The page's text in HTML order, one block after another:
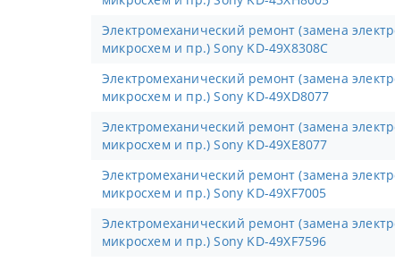
Электромеханический ремонт (замена электронных компонентов,
микросхем и пр.) Sony KD-49X8308C
Электромеханический ремонт (замена электронных компонентов,
микросхем и пр.) Sony KD-49XD8077
Электромеханический ремонт (замена электронных компонентов,
микросхем и пр.) Sony KD-49XE8077
Электромеханический ремонт (замена электронных компонентов,
микросхем и пр.) Sony KD-49XF7005
Электромеханический ремонт (замена электронных компонентов,
микросхем и пр.) Sony KD-49XF7596